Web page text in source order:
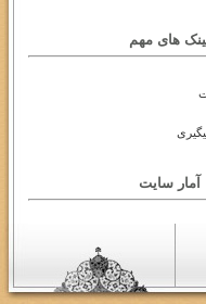
های مهم
آمار سایت